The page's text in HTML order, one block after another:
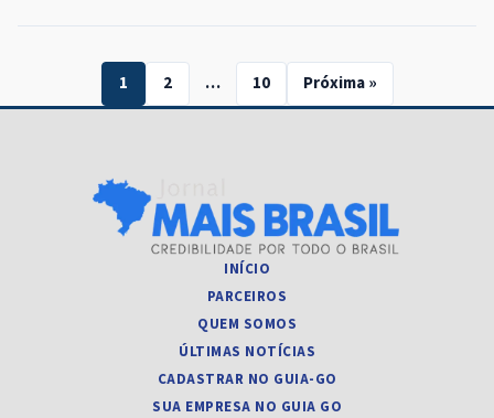
Navegação
1 2 … 10 Próxima »
INÍCIO
PARCEIROS
QUEM SOMOS
ÚLTIMAS NOTÍCIAS
CADASTRAR NO GUIA-GO
SUA EMPRESA NO GUIA GO